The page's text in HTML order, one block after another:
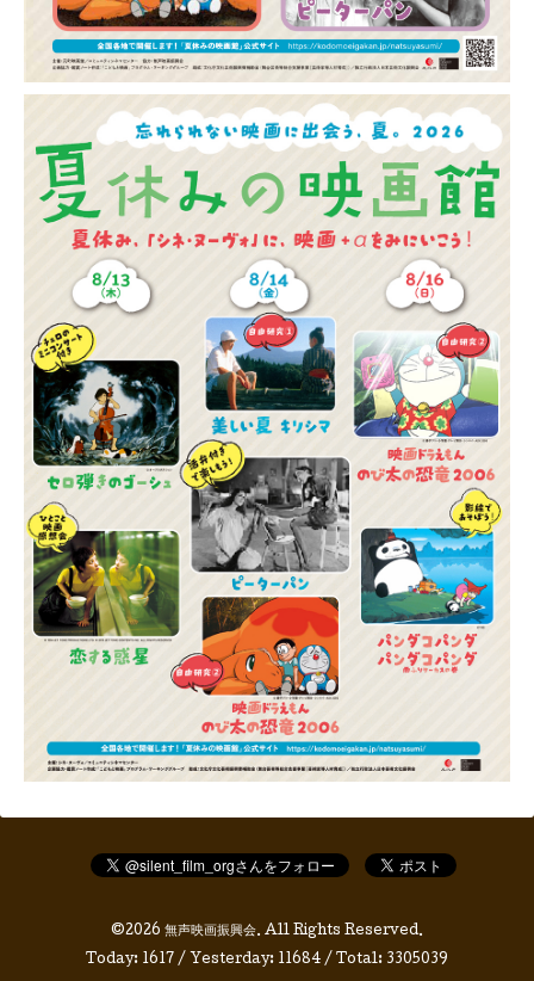
©2026 無声映画振興会. All Rights Reserved.
Today: 1617 / Yesterday: 11684 / Total: 3305039